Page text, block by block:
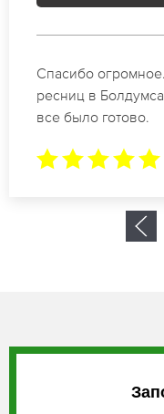
Идеальные
ресниц в
Буду обращаться